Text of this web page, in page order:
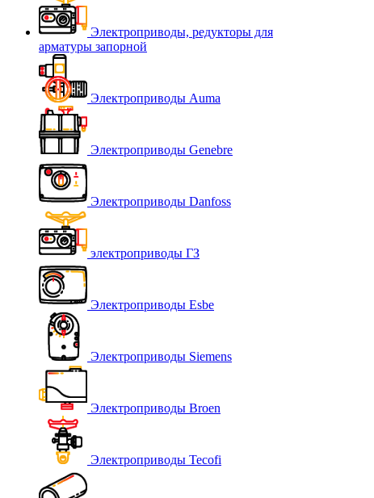
Электроприводы, редукторы для
арматуры запорной
Электроприводы Auma
Электроприводы Genebre
Электроприводы Danfoss
электроприводы ГЗ
Электроприводы Esbe
Электроприводы Siemens
Электроприводы Broen
Электроприводы Tecofi